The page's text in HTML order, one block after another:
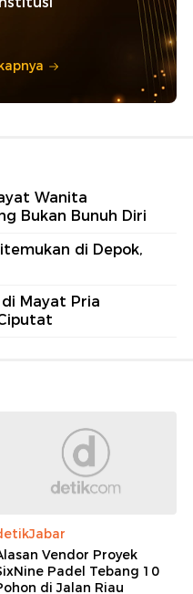
Wanita
Bukan Bunuh Diri
di Depok,
Mayat Pria
Vendor Proyek
Padel Tebang 10
di Jalan Riau